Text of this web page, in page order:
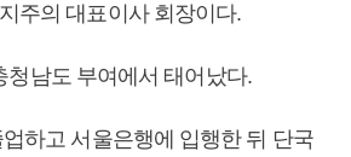
주의 대표이사 회장이다.
청남도 부여에서 태어났다.
하고 서울은행에 입행한 뒤 단국